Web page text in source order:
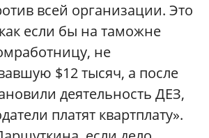
всей организации. Это
если бы на таможне
не
$12 тысяч, а после
деятельность ДЕЗ,
платят квартплату».